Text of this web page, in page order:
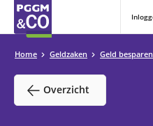
Home Geldzaken Geld besparen
Overzicht